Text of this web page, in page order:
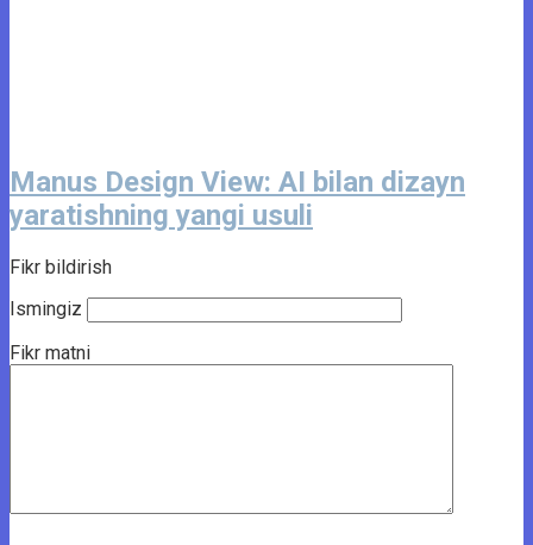
Manus Design View: AI bilan dizayn
yaratishning yangi usuli
Fikr bildirish
Ismingiz
Fikr matni